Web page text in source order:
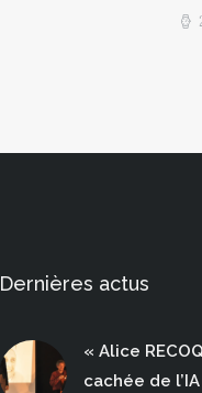
Dernières actus
« Alice
cachée de